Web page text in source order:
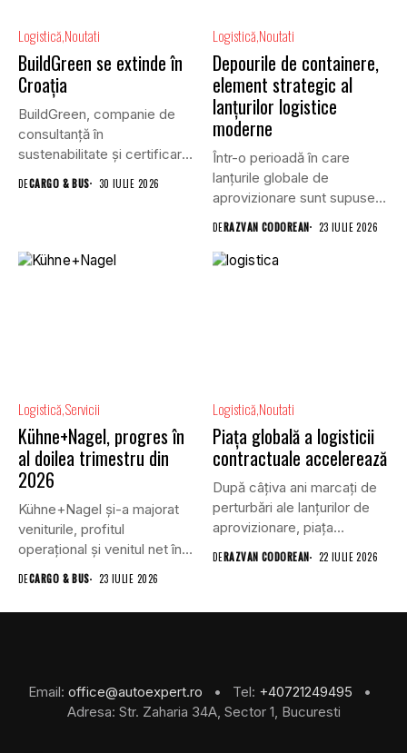
Logistică Noutati
BuildGreen se extinde în
Croația
BuildGreen, companie de
consultanță în
sustenabilitate și certificare
DECARGO & BUS 30 IULIE 2026
Logistică Noutati
Depourile de containere,
element strategic al
lanțurilor logistice
moderne
Într-o perioadă în care
lanțurile globale de
aprovizionare sunt supuse
DERAZVAN CODOREAN 23 IULIE 2026
Logistică Servicii
Kühne+Nagel, progres în
al doilea trimestru din
2026
Kühne+Nagel și-a majorat
veniturile, profitul
operațional și venitul net în
al doilea...
DECARGO & BUS 23 IULIE 2026
Logistică Noutati
Piața globală a logisticii
contractuale accelerează
După câțiva ani marcați de
perturbări ale lanțurilor de
aprovizionare, piața
globală...
DERAZVAN CODOREAN 22 IULIE 2026
Email: office@autoexpert.ro • Tel: +40721249495
•
Adresa: Str. Zaharia 34A, Sector 1, Bucuresti